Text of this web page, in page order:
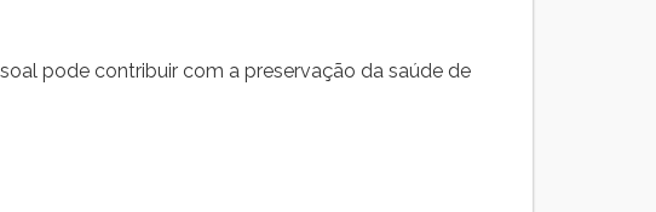
pode contribuir com a preservação da saúde de